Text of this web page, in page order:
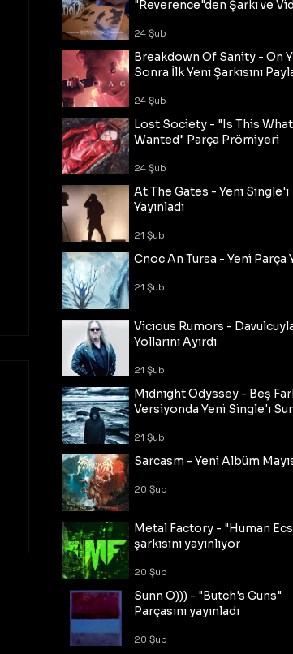
"Reverence"den Şarkı ve
24 Şub
Breakdown Of Sanity - On
Sonra İlk Yeni Şarkısını
24 Şub
Lost Society - "Is This
Wanted" Parça Prömiyeri
24 Şub
At The Gates - Yeni Single'ı
Yayınladı
21 Şub
Cnoc An Tursa - Yeni Parça
21 Şub
Vicious Rumors -
Yollarını Ayırdı
21 Şub
Midnight Odyssey - Beş
Versiyonda Yeni Single'ı
21 Şub
Sarcasm - Yeni Albüm
20 Şub
Metal Factory - "Human
şarkısını yayınlıyor
20 Şub
Sunn O))) - "Butch's Guns"
Parçasını yayınladı
20 Şub